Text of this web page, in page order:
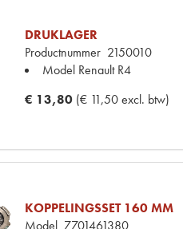
DRUKLAGER
Productnummer 2150010
Model Renault R4
€ 13,80 (€ 11,50 excl. btw)
KOPPELINGSSET 160 MM
Model 7701461380